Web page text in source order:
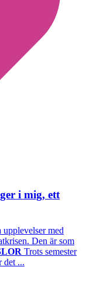
i mig, ett
upplevelser med
Den är som
Trots semester
det ...